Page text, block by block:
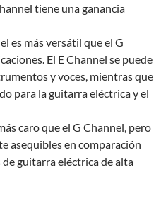
tiene una ganancia
es más versátil que el G
El E Channel se puede
y voces, mientras que
para la guitarra eléctrica y el
caro que el G Channel, pero
asequibles en comparación
guitarra eléctrica de alta